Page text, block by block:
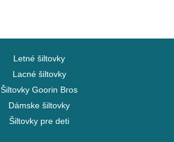
Letné šiltovky
Lacné šiltovky
Šiltovky Goorin Bros
Dámske šiltovky
Šiltovky pre deti